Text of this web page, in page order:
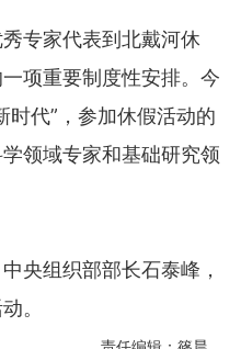
专家代表到北戴河休
项重要制度性安排。今
时代”，参加休假活动的
领域专家和基础研究领
组织部部长石泰峰，
。